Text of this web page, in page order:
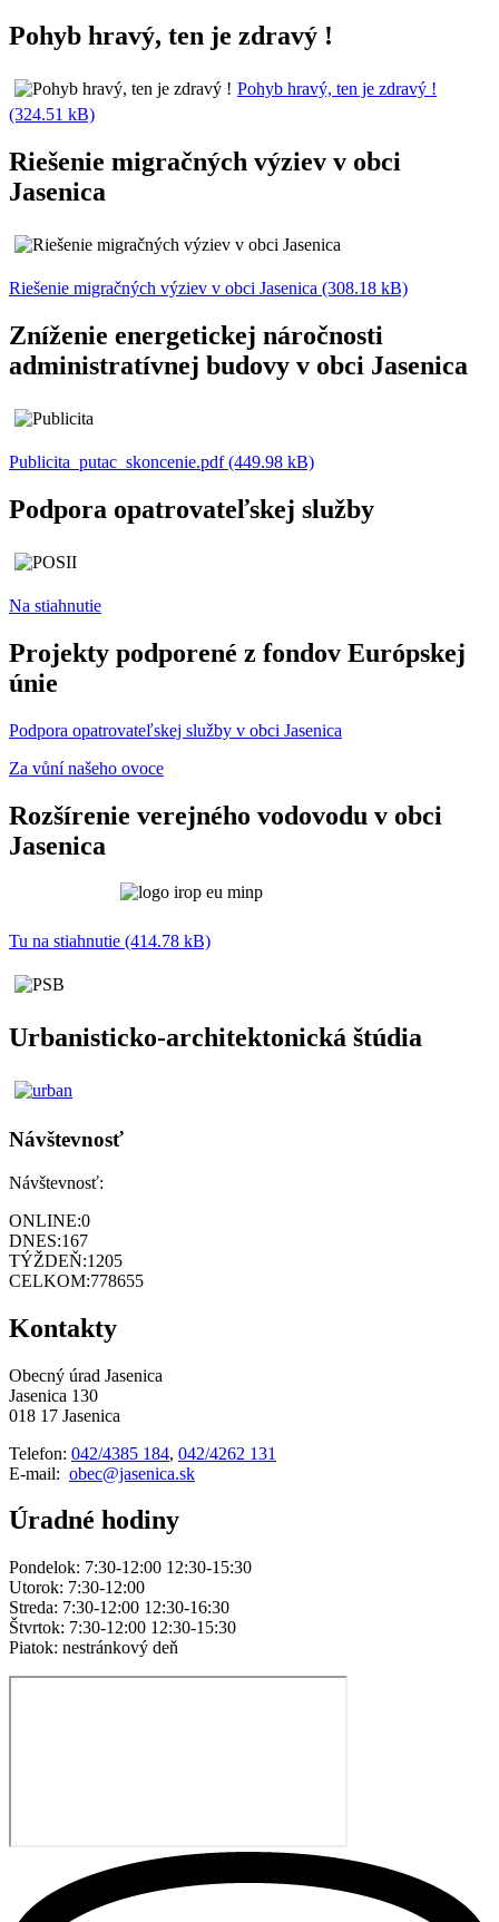
Pohyb hravý, ten je zdravý !
Pohyb hravý, ten je zdravý !
(324.51 kB)
Riešenie migračných výziev v obci
Jasenica
Riešenie migračných výziev v obci Jasenica (308.18 kB)
Zníženie energetickej náročnosti
administratívnej budovy v obci Jasenica
Publicita_putac_skoncenie.pdf (449.98 kB)
Podpora opatrovateľskej služby
Na stiahnutie
Projekty podporené z fondov Európskej
únie
Podpora opatrovateľskej služby v obci Jasenica
Za vůní našeho ovoce
Rozšírenie verejného vodovodu v obci
Jasenica
Tu na stiahnutie (414.78 kB)
Urbanisticko-architektonická štúdia
Návštevnosť
Návštevnosť:
ONLINE:0
DNES:167
TÝŽDEŇ:1205
CELKOM:778655
Kontakty
Obecný úrad Jasenica
Jasenica 130
018 17 Jasenica
Telefon: 042/4385 184, 042/4262 131
E-mail: obec@jasenica.sk
Úradné hodiny
Pondelok: 7:30-12:00 12:30-15:30
Utorok: 7:30-12:00
Streda: 7:30-12:00 12:30-16:30
Štvrtok: 7:30-12:00 12:30-15:30
Piatok: nestránkový deň